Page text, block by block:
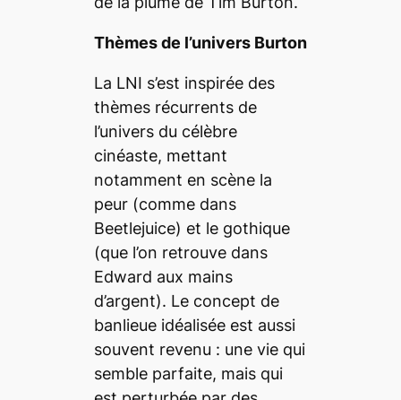
Thèmes de l’univers Burton
La LNI s’est inspirée des
thèmes récurrents de
l’univers du célèbre
cinéaste, mettant
notamment en scène la
peur (comme dans
Beetlejuice) et le gothique
(que l’on retrouve dans
Edward aux mains
d’argent). Le concept de
banlieue idéalisée est aussi
souvent revenu : une vie qui
semble parfaite, mais qui